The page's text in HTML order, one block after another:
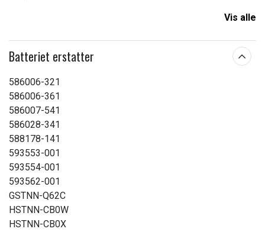
Vis alle
Batteriet erstatter
586006-321
586006-361
586007-541
586028-341
588178-141
593553-001
593554-001
593562-001
GSTNN-Q62C
HSTNN-CB0W
HSTNN-CB0X